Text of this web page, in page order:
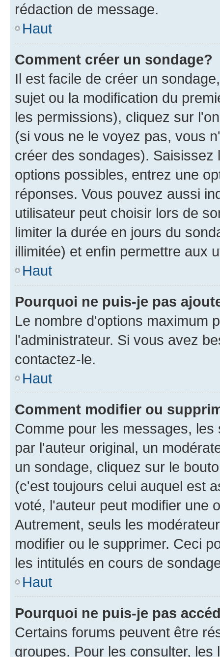
rédaction de message.
Haut
Comment créer un sondage?
Il est facile de créer un
sujet ou la modification du
les permissions), cliquez sur
(si vous ne le voyez pas, vous
créer des sondages).
options possibles, entrez une
réponses. Vous pouvez aussi
utilisateur peut choisir lors de
limiter la durée en jours du
illimitée) et enfin permettre aux
Haut
Pourquoi ne puis-je pas
Le nombre d'options maximum
l'administrateur. Si vous avez
contactez-le.
Haut
Comment modifier ou
Comme pour les messages,
par l'auteur original, un
un sondage, cliquez sur le
(c'est toujours celui auquel est
voté, l'auteur peut modifier une
Autrement, seuls les
modifier ou le supprimer. Ceci
les intitulés en cours de
Haut
Pourquoi ne puis-je pas
Certains forums peuvent être
groupes. Pour les consulter,